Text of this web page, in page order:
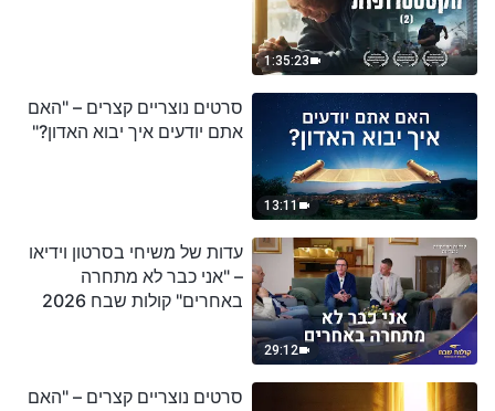
1:35:23
13:11
סרטים נוצריים קצרים – "האם
אתם יודעים איך יבוא האדון?"
29:12
עדות של משיחי בסרטון וידיאו
– "אני כבר לא מתחרה
באחרים" קולות שבח 2026
סרטים נוצריים קצרים – "האם